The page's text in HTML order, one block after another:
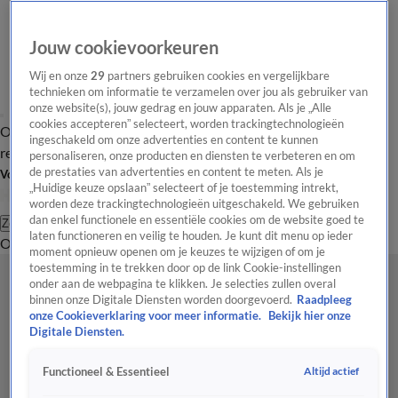
Overzicht Laatste nieuws Regionieuws Het beste van Hart
Tip de
redactie
Volg Hart van Nederland
Zoeken
OverzichtRegioUitzendingenWeerTip de redactiePanelVideo's
Jouw cookievoorkeuren
Wij en onze29 partners gebruiken cookies en vergelijkbare
technieken om informatie te verzamelen over jou als gebruiker van
onze website(s), jouw gedrag en jouw apparaten. Als je „Alle
cookies accepteren” selecteert, worden trackingtechnologieën
ingeschakeld om onze advertenties en content te kunnen
personaliseren, onze producten en diensten te verbeteren en om
de prestaties van advertenties en content te meten. Als je
„Huidige keuze opslaan” selecteert of je toestemming intrekt,
worden deze trackingtechnologieën uitgeschakeld. We gebruiken
dan enkel functionele en essentiële cookies om de website goed te
laten functioneren en veilig te houden. Je kunt dit menu op ieder
moment opnieuw openen om je keuzes te wijzigen of om je
toestemming in te trekken door op de link Cookie-instellingen
onder aan de webpagina te klikken. Je selecties zullen overal
binnen onze Digitale Diensten worden doorgevoerd. Raadpleeg
onze Cookieverklaring voor meer informatie.
Bekijk hier onze
Digitale Diensten.
Functioneel & Essentieel Altijd actief